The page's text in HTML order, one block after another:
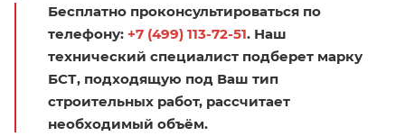
Бесплатно проконсультироваться по
телефону: +7 (499) 113-72-51. Наш
технический специалист подберет марку
БСТ, подходящую под Ваш тип
строительных работ, рассчитает
необходимый объём.